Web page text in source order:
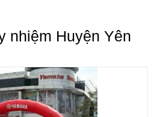
nhiệm Huyện Yên